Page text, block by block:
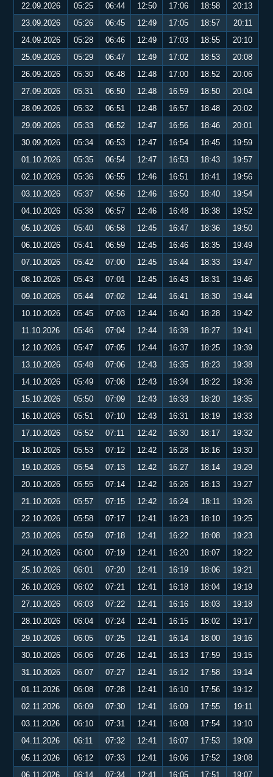
22.09.2026
05:25 06:44 12:50 17:06 18:58
20:13
23.09.2026
05:26 06:45 12:49 17:05 18:57
20:11
24.09.2026
05:28 06:46 12:49 17:03 18:55
20:10
25.09.2026
05:29 06:47 12:49 17:02 18:53
20:08
26.09.2026
05:30 06:48 12:48 17:00 18:52
20:06
27.09.2026
05:31 06:50 12:48 16:59 18:50
20:04
28.09.2026
05:32 06:51 12:48 16:57 18:48
20:02
29.09.2026
05:33 06:52 12:47 16:56 18:46
20:01
30.09.2026
05:34 06:53 12:47 16:54 18:45
19:59
01.10.2026
05:35 06:54 12:47 16:53 18:43
19:57
02.10.2026
05:36 06:55 12:46 16:51 18:41
19:56
03.10.2026
05:37 06:56 12:46 16:50 18:40
19:54
04.10.2026
05:38 06:57 12:46 16:48 18:38
19:52
05.10.2026
05:40 06:58 12:45 16:47 18:36
19:50
06.10.2026
05:41 06:59 12:45 16:46 18:35
19:49
07.10.2026
05:42 07:00 12:45 16:44 18:33
19:47
08.10.2026
05:43 07:01 12:45 16:43 18:31
19:46
09.10.2026
05:44 07:02 12:44 16:41 18:30
19:44
10.10.2026
05:45 07:03 12:44 16:40 18:28
19:42
11.10.2026
05:46 07:04 12:44 16:38 18:27
19:41
12.10.2026
05:47 07:05 12:44 16:37 18:25
19:39
13.10.2026
05:48 07:06 12:43 16:35 18:23
19:38
14.10.2026
05:49 07:08 12:43 16:34 18:22
19:36
15.10.2026
05:50 07:09 12:43 16:33 18:20
19:35
16.10.2026
05:51 07:10 12:43 16:31 18:19
19:33
17.10.2026
05:52 07:11 12:42 16:30 18:17
19:32
18.10.2026
05:53 07:12 12:42 16:28 18:16
19:30
19.10.2026
05:54 07:13 12:42 16:27 18:14
19:29
20.10.2026
05:55 07:14 12:42 16:26 18:13
19:27
21.10.2026
05:57 07:15 12:42 16:24 18:11
19:26
22.10.2026
05:58 07:17 12:41 16:23 18:10
19:25
23.10.2026
05:59 07:18 12:41 16:22 18:08
19:23
24.10.2026
06:00 07:19 12:41 16:20 18:07
19:22
25.10.2026
06:01 07:20 12:41 16:19 18:06
19:21
26.10.2026
06:02 07:21 12:41 16:18 18:04
19:19
27.10.2026
06:03 07:22 12:41 16:16 18:03
19:18
28.10.2026
06:04 07:24 12:41 16:15 18:02
19:17
29.10.2026
06:05 07:25 12:41 16:14 18:00
19:16
30.10.2026
06:06 07:26 12:41 16:13 17:59
19:15
31.10.2026
06:07 07:27 12:41 16:12 17:58
19:14
01.11.2026
06:08 07:28 12:41 16:10 17:56
19:12
02.11.2026
06:09 07:30 12:41 16:09 17:55
19:11
03.11.2026
06:10 07:31 12:41 16:08 17:54
19:10
04.11.2026
06:11 07:32 12:41 16:07 17:53
19:09
05.11.2026
06:12 07:33 12:41 16:06 17:52
19:08
06.11.2026
06:14 07:34 12:41 16:05 17:51 19:07